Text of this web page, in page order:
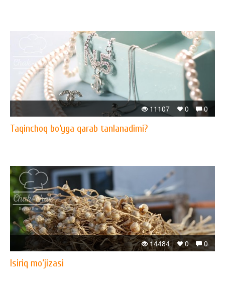
0
0
11107
Taqinchoq bo‘yga qarab tanlanadimi?
0
0
14484
Isiriq mo‘jizasi